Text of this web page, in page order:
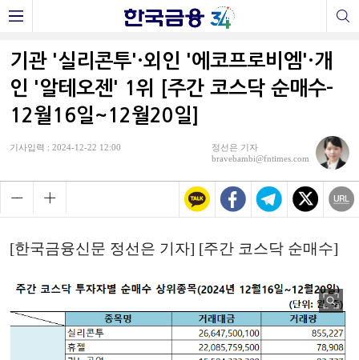
기관 '실리콘투'·외인 '에코프로비엠'·개
인 '알테오젠' 1위 [주간 코스닥 순매수-
12월16일~12월20일]
기사입력 : 2024-12-22 12:00
정선은 기자
bravebambi@fntimes.com
[한국금융신문 정선은 기자] [주간 코스닥 순매수]